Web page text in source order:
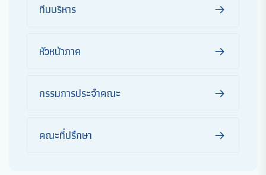
ทีมบริหาร
หัวหน้าภาค
กรรมการประจำคณะ
คณะที่ปรึกษา